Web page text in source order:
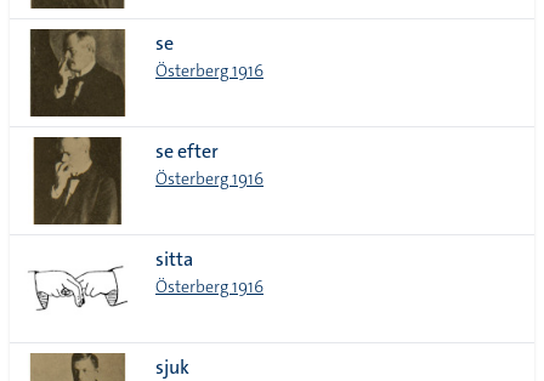
se
Österberg 1916
se efter
Österberg 1916
sitta
Österberg 1916
sjuk